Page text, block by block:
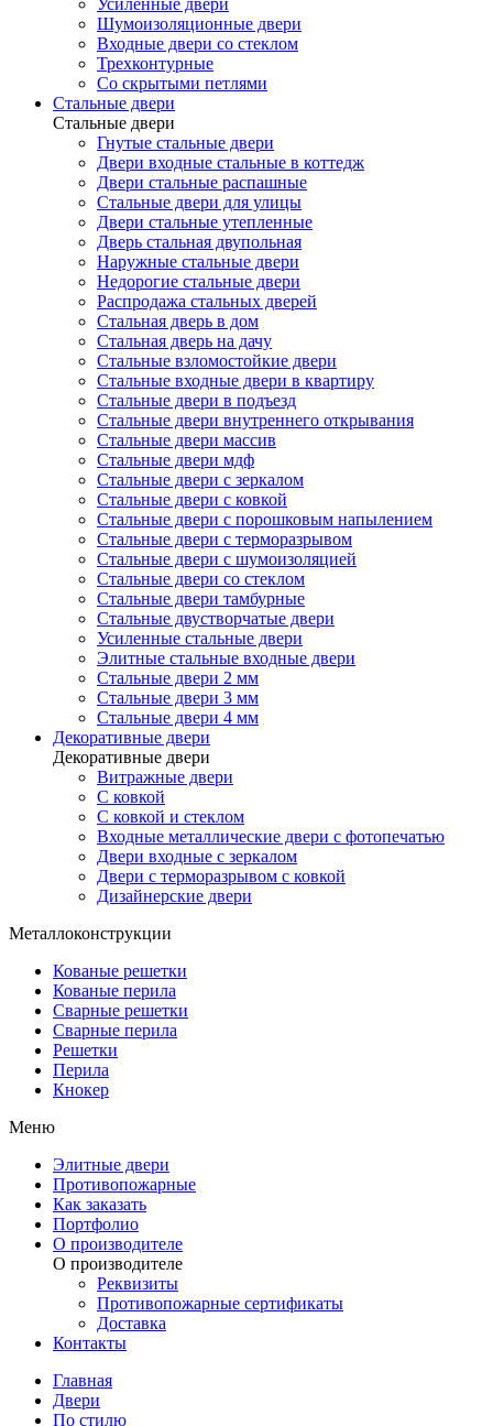
Усиленные двери
Шумоизоляционные двери
Входные двери со стеклом
Трехконтурные
Со скрытыми петлями
Стальные двери
Стальные двери
Гнутые стальные двери
Двери входные стальные в коттедж
Двери стальные распашные
Стальные двери для улицы
Двери стальные утепленные
Дверь стальная двупольная
Наружные стальные двери
Недорогие стальные двери
Распродажа стальных дверей
Стальная дверь в дом
Стальная дверь на дачу
Стальные взломостойкие двери
Стальные входные двери в квартиру
Стальные двери в подъезд
Стальные двери внутреннего открывания
Стальные двери массив
Стальные двери мдф
Стальные двери с зеркалом
Стальные двери с ковкой
Стальные двери с порошковым напылением
Стальные двери с терморазрывом
Стальные двери с шумоизоляцией
Стальные двери со стеклом
Стальные двери тамбурные
Стальные двустворчатые двери
Усиленные стальные двери
Элитные стальные входные двери
Стальные двери 2 мм
Стальные двери 3 мм
Стальные двери 4 мм
Декоративные двери
Декоративные двери
Витражные двери
С ковкой
С ковкой и стеклом
Входные металлические двери с фотопечатью
Двери входные с зеркалом
Двери с терморазрывом с ковкой
Дизайнерские двери
Металлоконструкции
Кованые решетки
Кованые перила
Сварные решетки
Сварные перила
Решетки
Перила
Кнокер
Меню
Элитные двери
Противопожарные
Как заказать
Портфолио
О производителе
О производителе
Реквизиты
Противопожарные сертификаты
Доставка
Контакты
Главная
Двери
По стилю